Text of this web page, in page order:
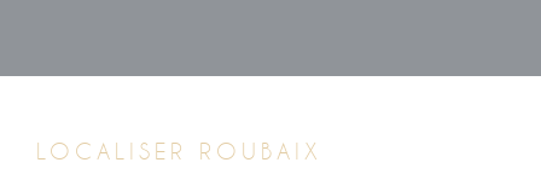
LOCALISER ROUBAIX